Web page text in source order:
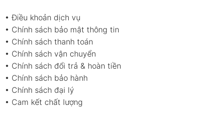
•Điều khoản dịch vụ
• Chính sách bảo mật thông tin
• Chính sách thanh toán
• Chính sách vận chuyển
• Chính sách đổi trả & hoàn tiền
• Chính sách bảo hành
• Chính sách đại lý
• Cam kết chất lượng